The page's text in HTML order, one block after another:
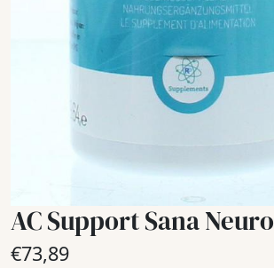
AC Support Sana Neuro
€73,89